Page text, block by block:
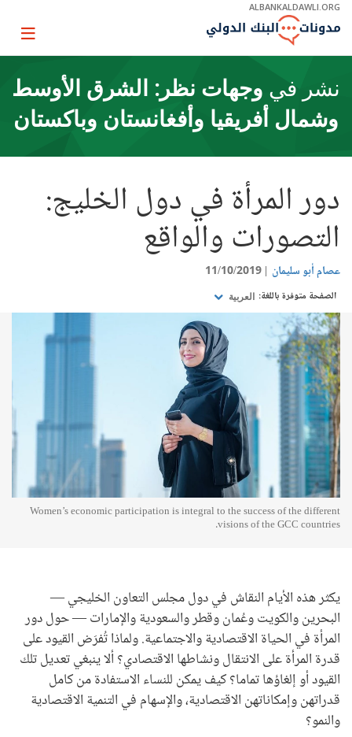
Skip
Main
ALBANKALDAWLI.ORG
Page
نشر في وجهات نظر: الشرق الأوسط
وشمال أفريقيا وأفغانستان وباكستان
دور المرأة في دول الخليج:
التصورات والواقع
عصام أبو سليمان 11/10/2019
الصفحة متوفرة باللغة: العربية
Women’s economic participation is integral to the success of the different
visions of the GCC countries.
يكثر هذه الأيام النقاش في دول مجلس التعاون الخليجي —
البحرين والكويت وعُمان وقطر والسعودية والإمارات — حول دور
المرأة في الحياة الاقتصادية والاجتماعية. ولماذا تُفرَض القيود على
قدرة المرأة على الانتقال ونشاطها الاقتصادي؟ ألا ينبغي تعديل تلك
القيود أو إلغاؤها تماما؟ كيف يمكن للنساء الاستفادة من كامل
قدراتهن وإمكاناتهن الاقتصادية، والإسهام في التنمية الاقتصادية
والنمو؟